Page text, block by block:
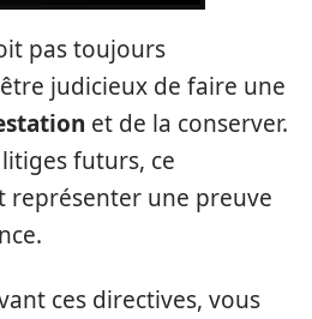
pas toujours
judicieux de faire une
et de la conserver.
futurs, ce
une preuve
ces directives, vous